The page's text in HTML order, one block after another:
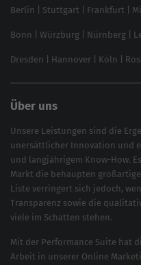
SEO für Online Shops
Brand Monitoring 2025
Berlin Stuttgart Frankfurt
Bonn Würzburg Nürnberg
Dresden Hannover Köln
Über uns
Unsere Leistungen sind die
unersättlicher Innovation und
und langjährigem Know-How.
Markt die behaupten
Liste verringert sich jedoch,
Transparenz sowie die
viele im Schatten stehen.
Mit der Performance Suite hat
Arbeit in unserer Online